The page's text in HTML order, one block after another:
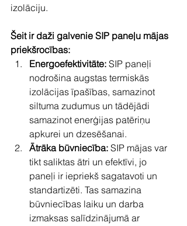
izolāciju.
Šeit ir daži galvenie SIP paneļu mājas
priekšrocības:
Energoefektivitāte: SIP paneļi
nodrošina augstas termiskās
izolācijas īpašības, samazinot
siltuma zudumus un tādējādi
samazinot enerģijas patēriņu
apkurei un dzesēšanai.
Ātrāka būvniecība: SIP mājas var
tikt saliktas ātri un efektīvi, jo
paneļi ir iepriekš sagatavoti un
standartizēti. Tas samazina
būvniecības laiku un darba
izmaksas salīdzinājumā ar